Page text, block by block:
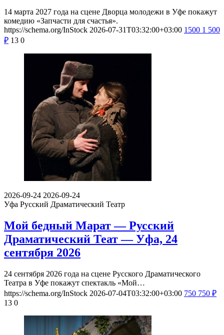
14 марта 2027 года на сцене Дворца молодежи в Уфе покажут
комедию «Запчасти для счастья».
https://schema.org/InStock 2026-07-31T03:32:00+03:00 1500 1 500
₽ 13 0
2026-09-24 2026-09-24
Уфа Русский Драматический Театр
Мой бедный Марат — Русский
Драматический Теат — Уфа, 24
сентября 2026
24 сентября 2026 года на сцене Русского Драматического
Театра в Уфе покажут спектакль «Мой…
https://schema.org/InStock 2026-07-04T03:32:00+03:00 750 750 ₽
13 0